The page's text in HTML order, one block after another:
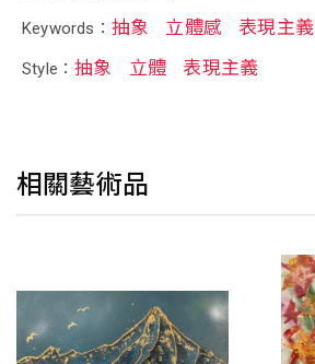
Keywords： 抽象 立體感 表現主義
Style：抽象 立體 表現主義
相關藝術品